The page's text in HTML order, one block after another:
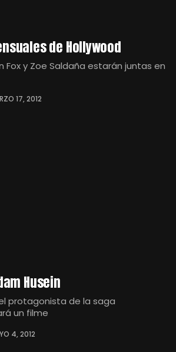
de Hollywood
Fox y Zoe Saldaña estarán juntas en
17, 2012
Husein
protagonista de la saga
un filme
4, 2012